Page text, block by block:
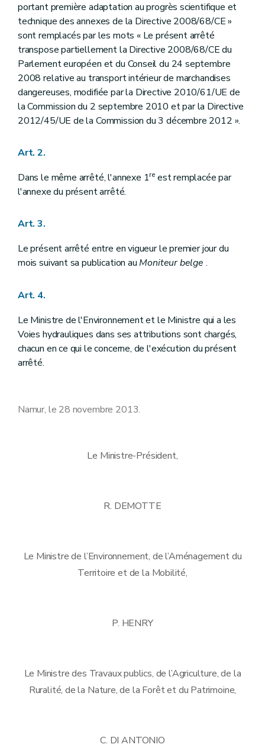
portant première adaptation au progrès scientifique et
technique des annexes de la Directive 2008/68/CE »
sont remplacés par les mots « Le présent arrêté
transpose partiellement la Directive 2008/68/CE du
Parlement européen et du Conseil du 24 septembre
2008 relative au transport intérieur de marchandises
dangereuses, modifiée par la Directive 2010/61/UE de
la Commission du 2 septembre 2010 et par la Directive
2012/45/UE de la Commission du 3 décembre 2012 ».
Art. 2.
Dans le même arrêté, l'annexe 1re est remplacée par
l'annexe du présent arrêté.
Art. 3.
Le présent arrêté entre en vigueur le premier jour du
mois suivant sa publication auMoniteur belge .
Art. 4.
Le Ministre de l'Environnement et le Ministre qui a les
Voies hydrauliques dans ses attributions sont chargés,
chacun en ce qui le concerne, de l'exécution du présent
arrêté.
Namur, le 28 novembre 2013.
Le Ministre-Président,
R. DEMOTTE
Le Ministre de l’Environnement, de l’Aménagement du
Territoire et de la Mobilité,
P. HENRY
Le Ministre des Travaux publics, de l’Agriculture, de la
Ruralité, de la Nature, de la Forêt et du Patrimoine,
C. DI ANTONIO